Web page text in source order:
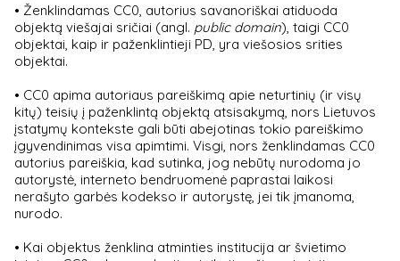
• Ženklindamas CC0, autorius savanoriškai atiduoda
objektą viešajai sričiai (angl. public domain), taigi CC0
objektai, kaip ir paženklintieji PD, yra viešosios srities
objektai.
• CC0 apima autoriaus pareiškimą apie neturtinių (ir visų
kitų) teisių į paženklintą objektą atsisakymą, nors Lietuvos
įstatymų kontekste gali būti abejotinas tokio pareiškimo
įgyvendinimas visa apimtimi. Visgi, nors ženklindamas CC0
autorius pareiškia, kad sutinka, jog nebūtų nurodoma jo
autorystė, interneto bendruomenė paprastai laikosi
nerašyto garbės kodekso ir autorystę, jei tik įmanoma,
nurodo.
• Kai objektus ženklina atminties institucija ar švietimo